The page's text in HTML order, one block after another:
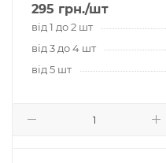
295 грн./шт
від 1 до 2 шт
від 3 до 4 шт
від 5 шт